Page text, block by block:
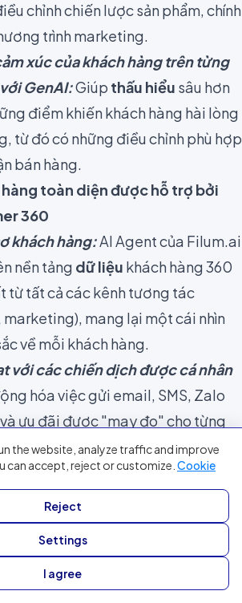
chỉnh chiến lược sản phẩm, chính
trình marketing.
xúc của khách hàng trên từng
GenAI:Giúp thấu hiểu sâu hơn
điểm khiến khách hàng hài lòng
từ đó có những điều chỉnh phù hợp
bán hàng.
hàng toàn diện được hỗ trợ bởi
360
khách hàng:AI Agent của Filum.ai
nền tảng dữ liệu khách hàng 360
từ tất cả các kênh tương tác
marketing), mang lại một cái nhìn
về mỗi khách hàng.
với các chiến dịch được cá nhân
hóa việc gửi email, SMS, Zalo
ưu đãi được "may đo" cho từng
hàng tiềm năng dựa trêndữ liệuvà
lý thông tin sản phẩm hiệu quả:
có nguồn thông tin chính xác và
cho khách hàng.
hàng tự động và chính xác bằng
the website, analyze traffic and improve
can accept, reject or customize. Cookie
Reject
Settings
I agree